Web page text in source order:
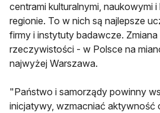
centrami kulturalnymi, naukowymi
regionie. To w nich są najlepsze
firmy i instytuty badawcze.
rzeczywistości - w Polsce na
najwyżej Warszawa.
"Państwo i samorządy powinny
inicjatywy, wzmacniać aktywność